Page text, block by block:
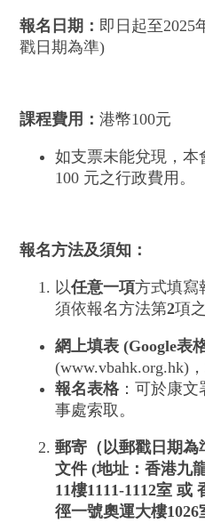
報名日期： 即日起至2025
戳日期為準)
課程費用： 港幣100元
如支票未能兌現，本
100 元之行政費用。
報名方法及須知 ：
以任意一項方式填寫
須依報名方法第2項
網上填表 (Google表
(www.vbahk.org.hk)
報名表格：可於康文
事處索取。
郵寄（以郵戳日期為
文件 (地址： 香港九
11樓1111-1112室 或
徑一號奧運大樓1026